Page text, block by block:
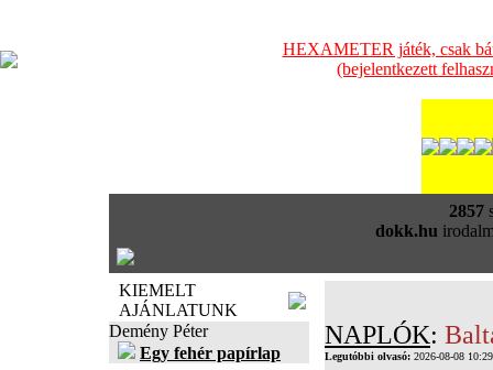
HEXAMETER játék, csak
(bejelentkezett
2857
dokk.hu
KIEMELT
AJÁNLATUNK
Demény Péter
Egy fehér papírlap
NAPLÓK:
Legutóbbi olvasó: 2026-08-08